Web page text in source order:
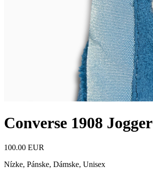
Converse 1908 Jogger
100.00 EUR
Nízke, Pánske, Dámske, Unisex